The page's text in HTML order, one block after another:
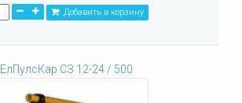
Добавить в корзину
ЕлПулсКар СЗ 12-24 / 500